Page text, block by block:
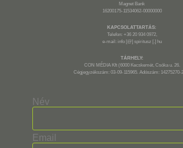
Magnet Bank
16200175-11534062-00000000
KAPCSOLATTARTÁS:
Telefon: +36 20 934 0972,
e-mail: info [@] spiritusz [.] hu
TÁRHELY:
CON MÉDIA Kft (6000 Kecskemét, Csóka u. 26.
Cégjegyzékszám: 03-09-115965. Adószám: 14275270-
Név
Email